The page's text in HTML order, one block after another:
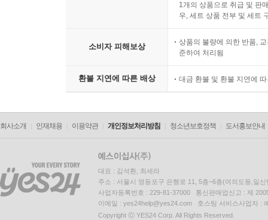
1개의 상품으로 취급 및 판
우, 세트 상품 전부 및 세트
소비자 피해보상
상품의 불량에 의한 반품,
준하여 처리됨
환불 지연에 따른 배상 대금 환불 및 환불 지연에
회사소개 인재채용 이용약관 개인정보처리방침 청소년보호정책 도서홍보안내
대표 : 김석환, 최세라
주소 : 서울시 영등포구 은행로 11, 5층~6층(여의도동,일신
사업자등록번호 : 229-81-37000 통신판매업신고 : 제
이메일 : yes24help@yes24.com 호스팅 서비스사업자 :
Copyright ⓒ YES24 Corp. All Rights Reserved.